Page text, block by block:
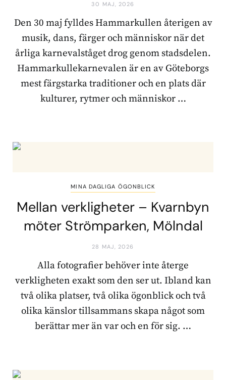
30 MAJ, 2026
Den 30 maj fylldes Hammarkullen återigen av
musik, dans, färger och människor när det
årliga karnevalståget drog genom stadsdelen.
Hammarkullekarnevalen är en av Göteborgs
mest färgstarka traditioner och en plats där
kulturer, rytmer och människor …
MINA DAGLIGA ÖGONBLICK
Mellan verkligheter – Kvarnbyn
möter Strömparken, Mölndal
28 MAJ, 2026
Alla fotografier behöver inte återge
verkligheten exakt som den ser ut. Ibland kan
två olika platser, två olika ögonblick och två
olika känslor tillsammans skapa något som
berättar mer än var och en för sig. …